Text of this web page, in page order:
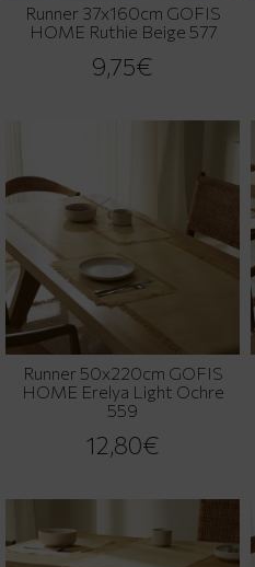
Runner 37x160cm GOFIS
HOME Ruthie Beige 577
9,75€
Runner 50x220cm GOFIS
HOME Erelya Light Ochre
559
12,80€